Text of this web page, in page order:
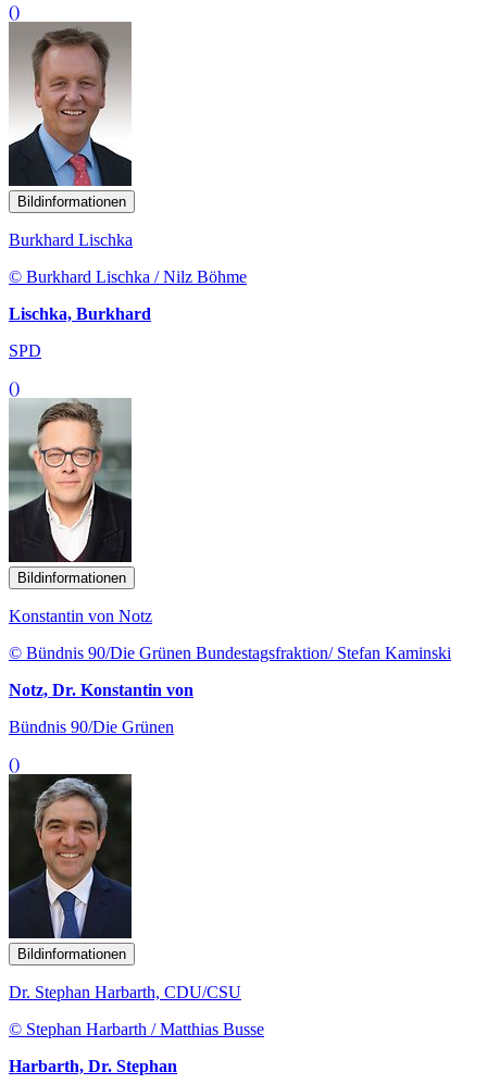
()
Bildinformationen
Burkhard Lischka
© Burkhard Lischka / Nilz Böhme
Lischka, Burkhard
SPD
()
Bildinformationen
Konstantin von Notz
© Bündnis 90/Die Grünen Bundestagsfraktion/ Stefan Kaminski
Notz, Dr. Konstantin von
Bündnis 90/Die Grünen
()
Bildinformationen
Dr. Stephan Harbarth, CDU/CSU
© Stephan Harbarth / Matthias Busse
Harbarth, Dr. Stephan